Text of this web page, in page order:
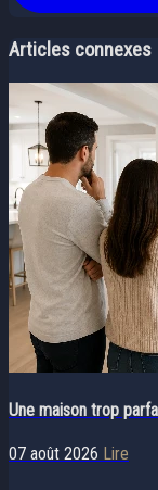
Articles connexes
Une maison trop
07 août 2026 Lire